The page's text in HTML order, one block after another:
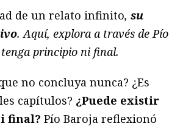
de un relato infinito, su
. Aquí, explora a través de Pío
principio ni final.
no concluya nunca? ¿Es
capítulos? ¿Puede existir
final? Pío Baroja reflexionó